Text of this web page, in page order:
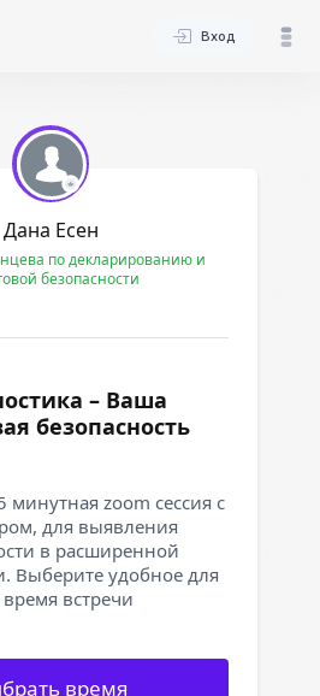
Вход
Дана Есен
по декларированию и
безопасности
– Ваша
безопасность
минутная zoom сессия с
для выявления
в расширенной
Выберите удобное для
время встречи
время